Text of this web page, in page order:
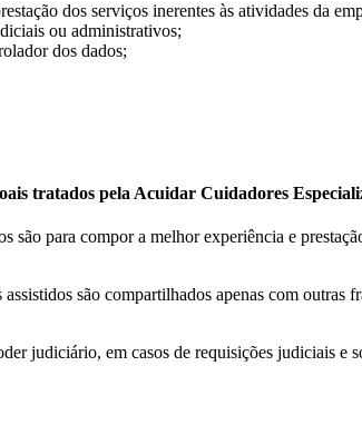
dos serviços inerentes às atividades da
ou administrativos;
dos dados;
tratados pela Acuidar Cuidadores
são para compor a melhor experiência e
são compartilhados apenas com
judiciário, em casos de requisições judiciais e